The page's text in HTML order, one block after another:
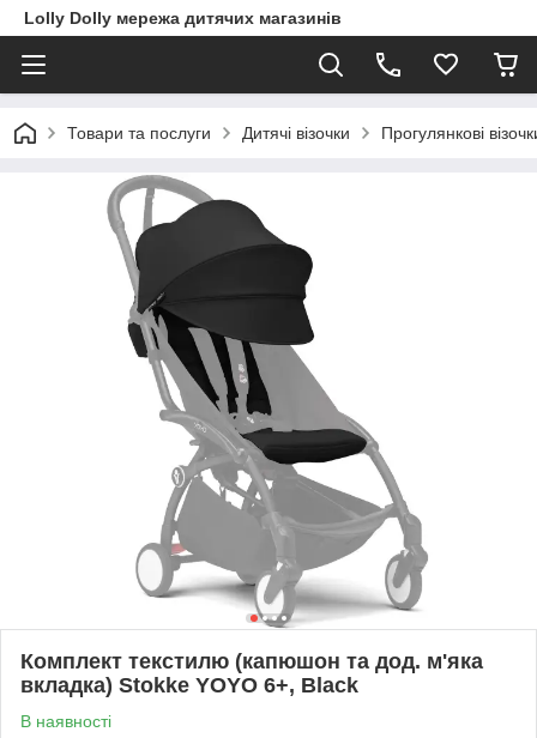
Lolly Dolly мережа дитячих магазинів
Товари та послуги Дитячі візочки Прогулянкові
Комплект текстилю (капюшон та дод. м'яка
вкладка) Stokke YOYO 6+, Black
В наявності